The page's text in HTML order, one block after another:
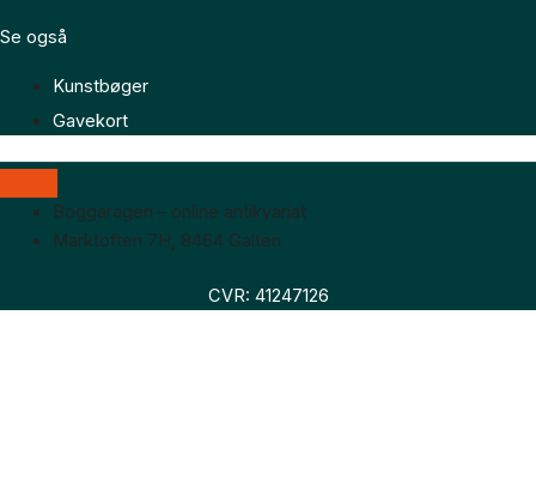
Se også
Kunstbøger
Gavekort
Boggaragen – online antikvariat
Marktoften 7H, 8464 Galten
CVR: 41247126